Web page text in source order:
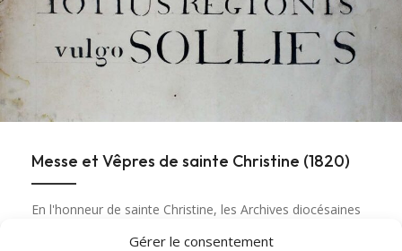
Gérer le consentement
Messe et Vêpres de sainte Christine (1820)
En l'honneur de sainte Christine, les Archives diocésaines